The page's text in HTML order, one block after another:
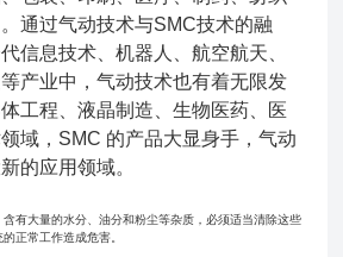
通过气动技术与SMC技术的融
信息技术、机器人、航空航天、
产业中，气动技术也有着无限发
工程、液晶制造、生物医药、医
域，SMC 的产品大显身手，气动
的应用领域。
有大量的水分、油分和粉尘等杂质，必须适当清除这些
正常工作造成危害。